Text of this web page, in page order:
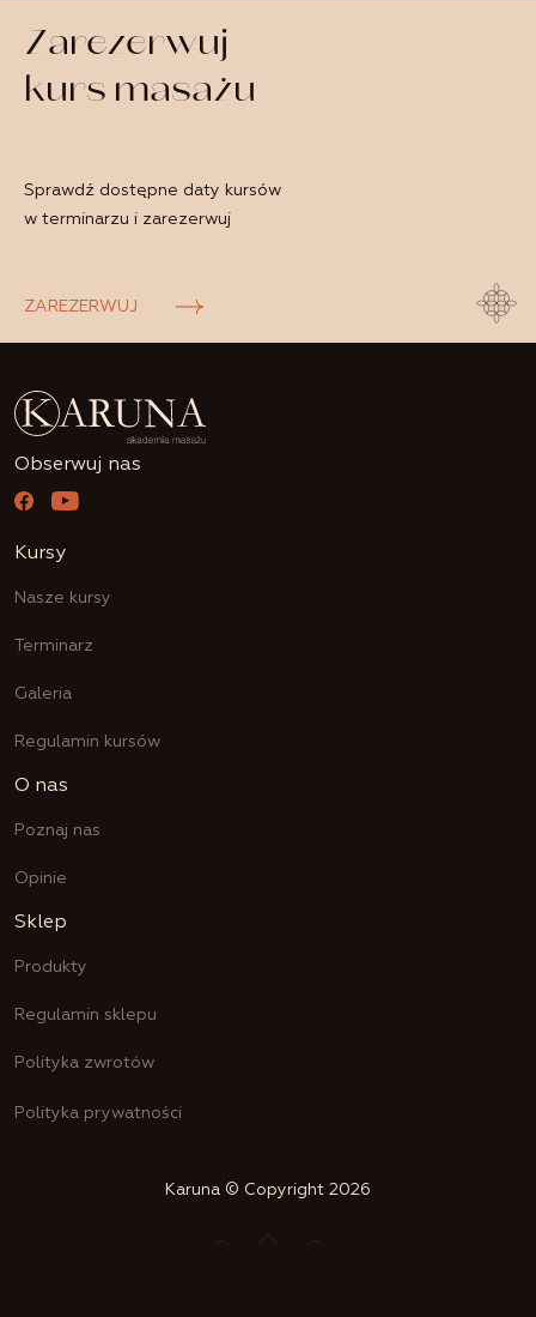
Zarezerwuj
kurs masażu
Sprawdź dostępne daty kursów
w terminarzu i zarezerwuj
ZAREZERWUJ
Obserwuj nas
Kursy
Nasze kursy
Terminarz
Galeria
Regulamin kursów
O nas
Poznaj nas
Opinie
Sklep
Produkty
Regulamin sklepu
Polityka zwrotów
Karuna © Copyright 2026
Polityka prywatności